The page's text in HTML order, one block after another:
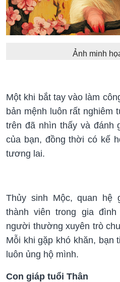
Ảnh minh
Một khi bắt tay vào làm
bản mệnh luôn rất nghiêm
trên đã nhìn thấy và đánh
của bạn, đồng thời có kế
tương lai.
Thủy sinh Mộc, quan hệ
thành viên trong gia
người thường xuyên trò
Mỗi khi gặp khó khăn, bạn
luôn ủng hộ mình.
Con giáp tuổi Thân